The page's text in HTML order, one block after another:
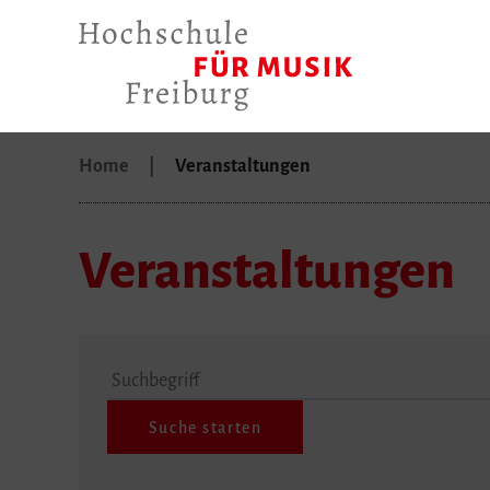
Home Veranstaltungen
Veranstaltungen
Suchbegriff